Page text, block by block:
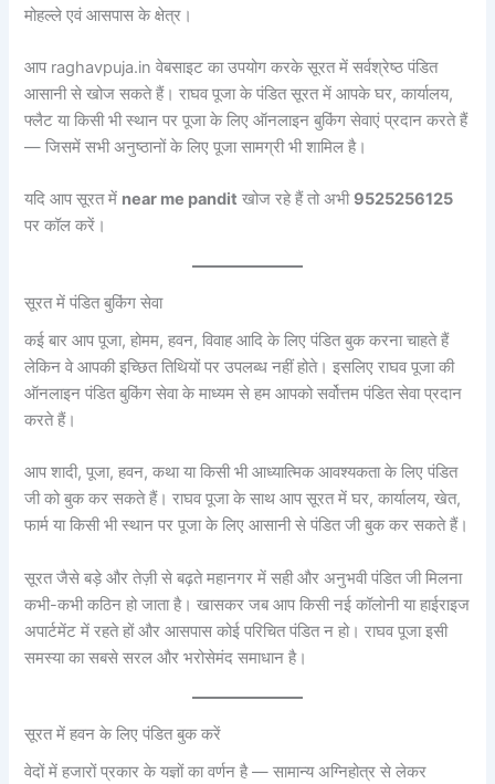
मोहल्ले एवं आसपास के क्षेत्र।
आप raghavpuja.in वेबसाइट का उपयोग करके सूरत में सर्वश्रेष्ठ पंडित
आसानी से खोज सकते हैं। राघव पूजा के पंडित सूरत में आपके घर, कार्यालय,
फ्लैट या किसी भी स्थान पर पूजा के लिए ऑनलाइन बुकिंग सेवाएं प्रदान करते हैं
— जिसमें सभी अनुष्ठानों के लिए पूजा सामग्री भी शामिल है।
यदि आप सूरत में near me pandit खोज रहे हैं तो अभी 9525256125
पर कॉल करें।
सूरत में पंडित बुकिंग सेवा
कई बार आप पूजा, होमम, हवन, विवाह आदि के लिए पंडित बुक करना चाहते हैं
लेकिन वे आपकी इच्छित तिथियों पर उपलब्ध नहीं होते। इसलिए राघव पूजा की
ऑनलाइन पंडित बुकिंग सेवा के माध्यम से हम आपको सर्वोत्तम पंडित सेवा प्रदान
करते हैं।
आप शादी, पूजा, हवन, कथा या किसी भी आध्यात्मिक आवश्यकता के लिए पंडित
जी को बुक कर सकते हैं। राघव पूजा के साथ आप सूरत में घर, कार्यालय, खेत,
फार्म या किसी भी स्थान पर पूजा के लिए आसानी से पंडित जी बुक कर सकते हैं।
सूरत जैसे बड़े और तेज़ी से बढ़ते महानगर में सही और अनुभवी पंडित जी मिलना
कभी-कभी कठिन हो जाता है। खासकर जब आप किसी नई कॉलोनी या हाईराइज
अपार्टमेंट में रहते हों और आसपास कोई परिचित पंडित न हो। राघव पूजा इसी
समस्या का सबसे सरल और भरोसेमंद समाधान है।
सूरत में हवन के लिए पंडित बुक करें
वेदों में हजारों प्रकार के यज्ञों का वर्णन है — सामान्य अग्निहोत्र से लेकर